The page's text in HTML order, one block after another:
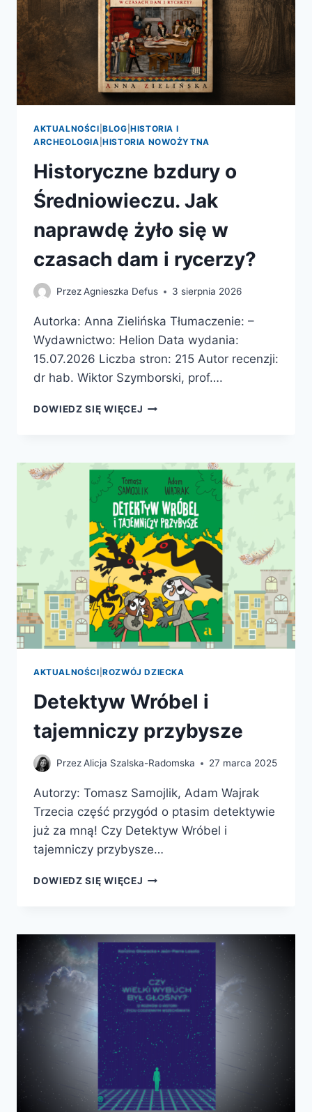
AKTUALNOŚCI |BLOG |HISTORIA I
ARCHEOLOGIA |HISTORIA NOWOŻYTNA
Historyczne bzdury o
Średniowieczu. Jak
naprawdę żyło się w
czasach dam i rycerzy?
PrzezAgnieszka Defus 3 sierpnia 2026
Autorka: Anna Zielińska Tłumaczenie: –
Wydawnictwo: Helion Data wydania:
15.07.2026 Liczba stron: 215 Autor recenzji:
dr hab. Wiktor Szymborski, prof….
DOWIEDZ SIĘ WIĘCEJ HISTORYCZNE
JAK
NAPRAWDĘ
ŻYŁO
SIĘ
W
CZASACH
DAM
I
RYCERZY?
AKTUALNOŚCI |ROZWÓJ DZIECKA
Detektyw Wróbel i
tajemniczy przybysze
PrzezAlicja Szalska-Radomska 27 marca 2025
Autorzy: Tomasz Samojlik, Adam Wajrak
Trzecia część przygód o ptasim detektywie
już za mną! Czy Detektyw Wróbel i
tajemniczy przybysze…
DOWIEDZ SIĘ WIĘCEJ DETEKTYW
PRZYBYSZE